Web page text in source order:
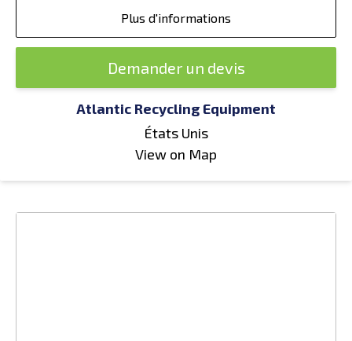
Plus d'informations
Demander un devis
Atlantic Recycling Equipment
États Unis
View on Map